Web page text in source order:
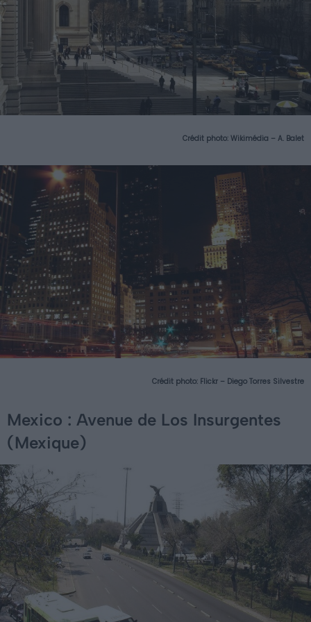
Crédit photo: Wikimédia – A. Balet
Crédit photo: Flickr – Diego Torres Silvestre
Mexico : Avenue de Los Insurgentes
(Mexique)